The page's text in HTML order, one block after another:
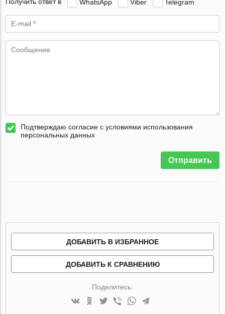
Получить ответ в WhatsApp Viber Telegram
Подтверждаю согласие с условиями использования
персональных данных
Отправить
ДОБАВИТЬ В ИЗБРАННОЕ
ДОБАВИТЬ К СРАВНЕНИЮ
Поделитесь: